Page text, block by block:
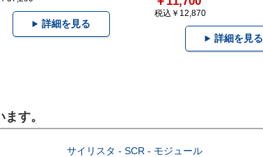
詳細を見る
税込￥12,870
詳細を見る
す。
サイリスタ - SCR - モジュール